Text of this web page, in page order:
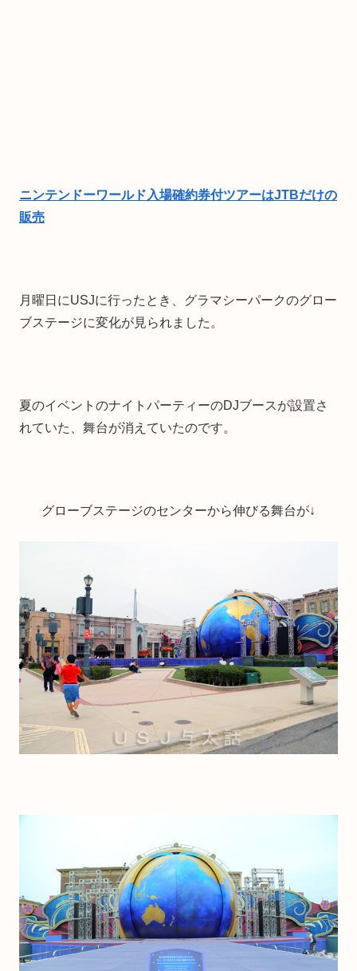
ニンテンドーワールド入場確約券付ツアーはJTBだけの
販売
月曜日にUSJに行ったとき、グラマシーパークのグロー
ブステージに変化が見られました。
夏のイベントのナイトパーティーのDJブースが設置さ
れていた、舞台が消えていたのです。
グローブステージのセンターから伸びる舞台が↓